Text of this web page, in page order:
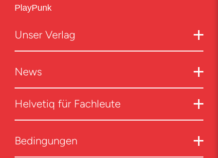
PlayPunk
Unser Verlag
News
Helvetiq für Fachleute
Bedingungen